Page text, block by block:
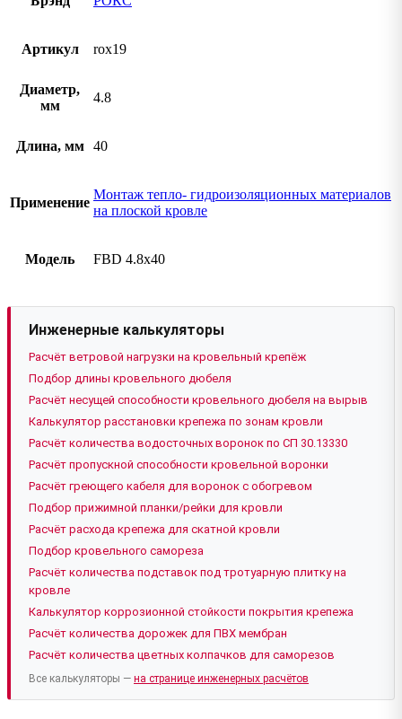
Артикул rox19
Диаметр,
мм
4.8
Длина, мм 40
Применение
Монтаж тепло- гидроизоляционных материалов
на плоской кровле
Модель FBD 4.8х40
Инженерные калькуляторы
Расчёт ветровой нагрузки на кровельный крепёж
Подбор длины кровельного дюбеля
Расчёт несущей способности кровельного дюбеля на вырыв
Калькулятор расстановки крепежа по зонам кровли
Расчёт количества водосточных воронок по СП 30.13330
Расчёт пропускной способности кровельной воронки
Расчёт греющего кабеля для воронок с обогревом
Подбор прижимной планки/рейки для кровли
Расчёт расхода крепежа для скатной кровли
Подбор кровельного самореза
Расчёт количества подставок под тротуарную плитку на
кровле
Калькулятор коррозионной стойкости покрытия крепежа
Расчёт количества дорожек для ПВХ мембран
Расчёт количества цветных колпачков для саморезов
Все калькуляторы — на странице инженерных расчётов